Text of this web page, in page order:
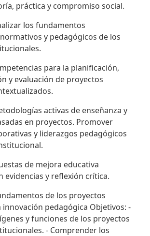
práctica y compromiso social.
los fundamentos
y pedagógicos de los
para la planificación,
y evaluación de proyectos
activas de enseñanza y
en proyectos. Promover
y liderazgos pedagógicos
de mejora educativa
evidencias y reflexión crítica.
de los proyectos
innovación pedagógica Objetivos: -
y funciones de los proyectos
- Comprender los